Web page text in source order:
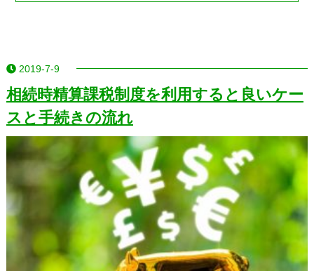
2019-7-9
相続時精算課税制度を利用すると良いケー
スと手続きの流れ